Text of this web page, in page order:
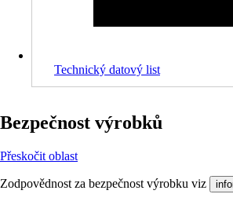
Technický datový list
Bezpečnost výrobků
Přeskočit oblast
Zodpovědnost za bezpečnost výrobku viz